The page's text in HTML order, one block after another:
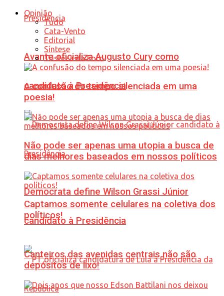
Avante oficializa Augusto Cury como
candidato à Presidência
Democrata define Wilson Grassi Júnior
candidato à Presidência
Opinião
Tudo
Cata-Vento
Editorial
Síntese
Tristeza da Foto
A confusão do tempo silenciada em uma
poesia!
Não pode ser apenas uma utopia a busca de
dias melhores baseados em nossos políticos
Captamos somente celulares na coletiva dos
políticos!
Canteiros das avenidas centrais não são
depósitos de lixo!